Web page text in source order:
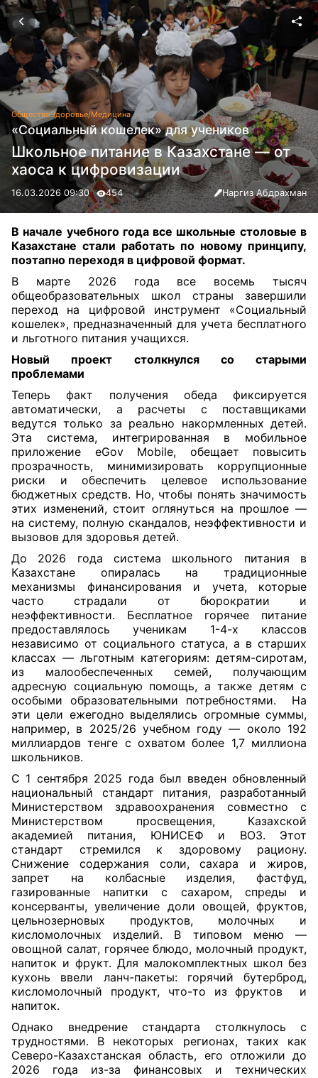
ОбществоЗдоровье/Медицина
«Социальный кошелек» для учеников
Школьное питание в Казахстане — от
хаоса к цифровизации
16.03.2026 09:30 454 Наргиз Абдрахман
В начале учебного года все школьные столовые в
Казахстане стали работать по новому принципу,
поэтапно переходя в цифровой формат.
В марте 2026 года все восемь тысяч
общеобразовательных школ страны завершили
переход на цифровой инструмент «Социальный
кошелек», предназначенный для учета бесплатного
и льготного питания учащихся.
Новый проект столкнулся со старыми
проблемами
Теперь факт получения обеда фиксируется
автоматически, а расчеты с поставщиками
ведутся только за реально накормленных детей.
Эта система, интегрированная в мобильное
приложение eGov Mobile, обещает повысить
прозрачность, минимизировать коррупционные
риски и обеспечить целевое использование
бюджетных средств. Но, чтобы понять значимость
этих изменений, стоит оглянуться на прошлое —
на систему, полную скандалов, неэффективности и
вызовов для здоровья детей.
До 2026 года система школьного питания в
Казахстане опиралась на традиционные
механизмы финансирования и учета, которые
часто страдали от бюрократии и
неэффективности. Бесплатное горячее питание
предоставлялось ученикам 1-4-х классов
независимо от социального статуса, а в старших
классах — льготным категориям: детям-сиротам,
из малообеспеченных семей, получающим
адресную социальную помощь, а также детям с
особыми образовательными потребностями. На
эти цели ежегодно выделялись огромные суммы,
например, в 2025/26 учебном году — около 192
миллиардов тенге с охватом более 1,7 миллиона
школьников.
С 1 сентября 2025 года был введен обновленный
национальный стандарт питания, разработанный
Министерством здравоохранения совместно с
Министерством просвещения, Казахской
академией питания, ЮНИСЕФ и ВОЗ. Этот
стандарт стремился к здоровому рациону.
Снижение содержания соли, сахара и жиров,
запрет на колбасные изделия, фастфуд,
газированные напитки с сахаром, спреды и
консерванты, увеличение доли овощей, фруктов,
цельнозерновых продуктов, молочных и
кисломолочных изделий. В типовом меню —
овощной салат, горячее блюдо, молочный продукт,
напиток и фрукт. Для малокомплектных школ без
кухонь ввели ланч-пакеты: горячий бутерброд,
кисломолочный продукт, что-то изфруктов и
напиток.
Однако внедрение стандарта столкнулось с
трудностями. В некоторых регионах, таких как
Северо-Казахстанская область, его отложили до
2026 года из-за финансовых и технических